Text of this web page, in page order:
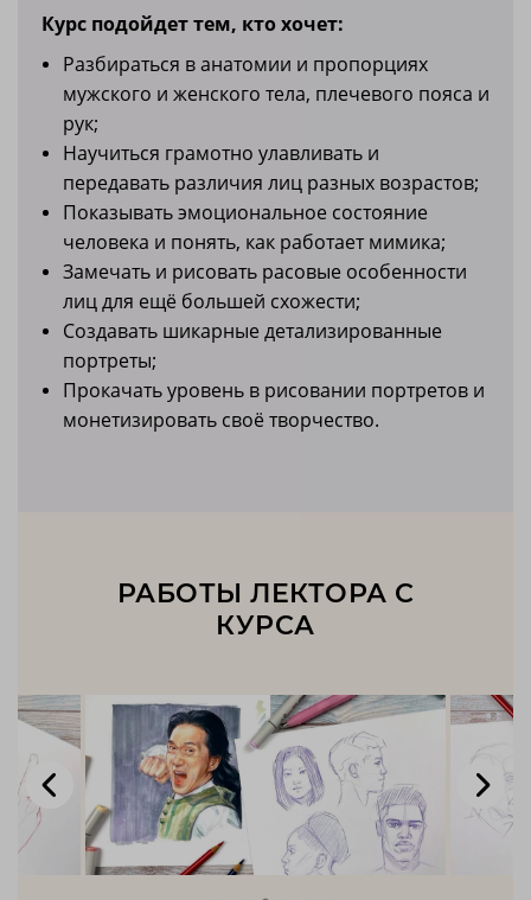
Курс подойдет тем, кто хочет:
Разбираться в анатомии и пропорциях
мужского и женского тела, плечевого пояса и
рук;
Научиться грамотно улавливать и
передавать различия лиц разных возрастов;
Показывать эмоциональное состояние
человека и понять, как работает мимика;
Замечать и рисовать расовые особенности
лиц для ещё большей схожести;
Создавать шикарные детализированные
портреты;
Прокачать уровень в рисовании портретов и
монетизировать своё творчество.
РАБОТЫ ЛЕКТОРА С
КУРСА